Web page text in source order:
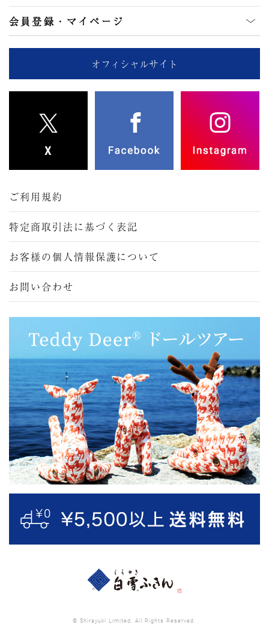
会員登録・マイページ
オフィシャルサイト
ご利用規約
特定商取引法に基づく表記
お客様の個人情報保護について
お問い合わせ
© Shirayuki Limited. All Rights Reserved.